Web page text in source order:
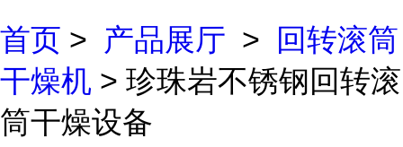
首页 > 产品展厅 >
回转滚筒
干燥机 > 珍珠岩不锈钢回转滚
筒干燥设备